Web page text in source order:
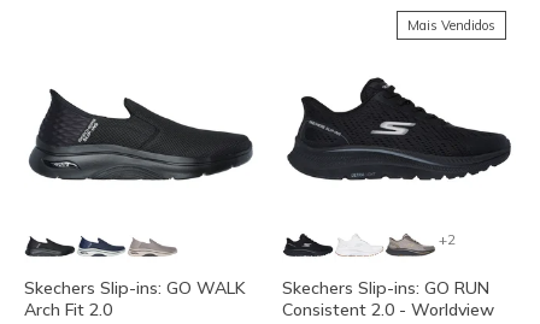
Skechers Slip-ins: GO WALK
Arch Fit 2.0
Mais Vendidos
+2
Skechers Slip-ins: GO RUN
Consistent 2.0 - Worldview